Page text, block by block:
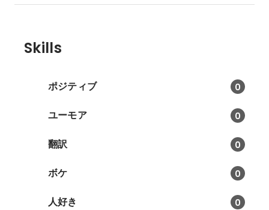
Skills
ポジティブ 0
ユーモア 0
翻訳 0
ボケ 0
人好き 0